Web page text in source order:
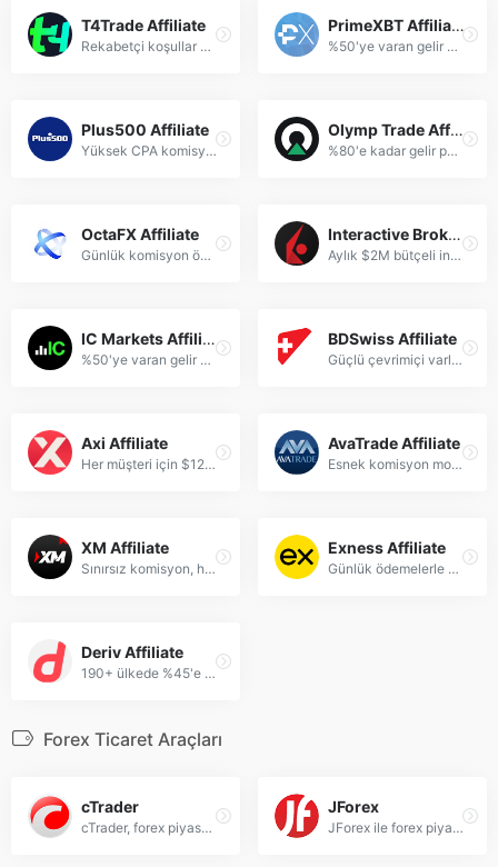
T4Trade Affiliate
Rekabetçi koşullar ve kişiselleştirilmiş destekle çevrimiçi gelirinizi artırın.
PrimeXBT Affiliate
%50'ye varan gelir paylaşımı ve hızlı ödemelerle kazancınızı maksimize edin.
Plus500 Affiliate
Yüksek CPA komisyonları ve yenilikçi araçlarla resmi ortaklık programına katılın.
Olymp Trade Affiliate
%80'e kadar gelir paylaşımı ve yüksek dönüşüm sağlayan pazarlama araçlarıyla kazanın.
OctaFX Affiliate
Günlük komisyon ödemeleri ve 25+ ödeme yöntemiyle %80'e varan gelir paylaşımı sunar.
Interactive Brokers Affiliate
Aylık $2M bütçeli influencer programıyla sınırsız gelir potansiyeli sunar.
IC Markets Affiliate
%50'ye varan gelir paylaşımı ve profesyonel pazarlama araçlarıyla kazanç sağlayın.
BDSwiss Affiliate
Güçlü çevrimiçi varlık için rekabetçi komisyonlar ve çok kanallı destek sunar.
Axi Affiliate
Her müşteri için $1200 CPA ve %10 alt ortak kazancı elde edin.
AvaTrade Affiliate
Esnek komisyon modelleri ve ödüllü programla kazancınızı artırın.
XM Affiliate
Sınırsız komisyon, hızlı ödemeler ve 200.000'den fazla küresel iş ortağıyla çalışın.
Exness Affiliate
Günlük ödemelerle %40'a kadar gelir paylaşımı veya $1850 CPA kazanın.
Deriv Affiliate
190+ ülkede %45'e varan komisyon ve anında ödeme imkanıyla kazanç sağlayın.
Forex Ticaret Araçları
cTrader
cTrader, forex piyasalarında profesyonel ticaret için gelişmiş araçlar ve kullanıcı dostu arayüz sunan bir işlem platformudur.
JForex
JForex ile forex piyasalarında profesyonel ticaret yapın. Gelişmiş araçlar, gerçek zamanlı veriler ve kapsamlı analizlerle forex işlemlerinizi yönetin.